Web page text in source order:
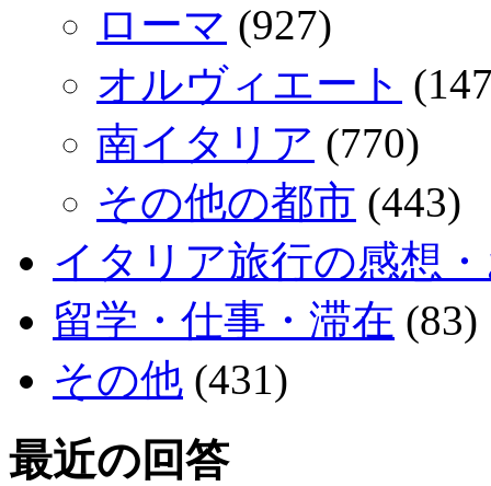
ローマ (927)
オルヴィエート
南イタリア (770)
その他の都市 (443)
イタリア旅行の感想
留学・仕事・滞在 (83)
その他 (431)
最近の回答